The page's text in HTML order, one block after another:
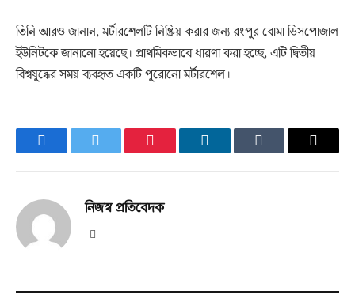
তিনি আরও জানান, মর্টারশেলটি নিষ্ক্রিয় করার জন্য রংপুর বোমা ডিসপোজাল
ইউনিটকে জানানো হয়েছে। প্রাথমিকভাবে ধারণা করা হচ্ছে, এটি দ্বিতীয়
বিশ্বযুদ্ধের সময় ব্যবহৃত একটি পুরোনো মর্টারশেল।
FacebookTwitter PinterestLinkedInTumblr Email
নিজস্ব প্রতিবেদক